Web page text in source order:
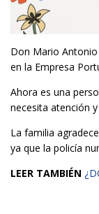
Don Mario
en la Empresa
Ahora es una
necesita atención
La familia
ya que la policía
LEER TAMBIÉN